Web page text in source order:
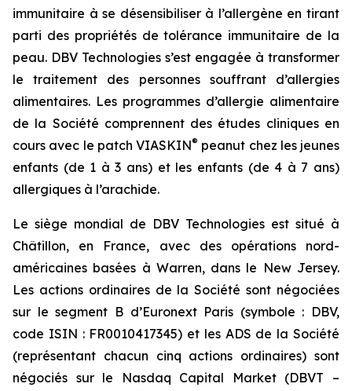
immunitaire à se désensibiliser à l’allergène en tirant
parti des propriétés de tolérance immunitaire de la
peau. DBV Technologies s’est engagée à transformer
le traitement des personnes souffrant d’allergies
alimentaires. Les programmes d’allergie alimentaire
de la Société comprennent des études cliniques en
cours avec le patch VIASKIN® peanut chez les jeunes
enfants (de 1 à 3 ans) et les enfants (de 4 à 7 ans)
allergiques à l’arachide.
Le siège mondial de DBV Technologies est situé à
Châtillon, en France, avec des opérations nord-
américaines basées à Warren, dans le New Jersey.
Les actions ordinaires de la Société sont négociées
sur le segment B d’Euronext Paris (symbole : DBV,
code ISIN : FR0010417345) et les ADS de la Société
(représentant chacun cinq actions ordinaires) sont
négociés sur le Nasdaq Capital Market (DBVT –